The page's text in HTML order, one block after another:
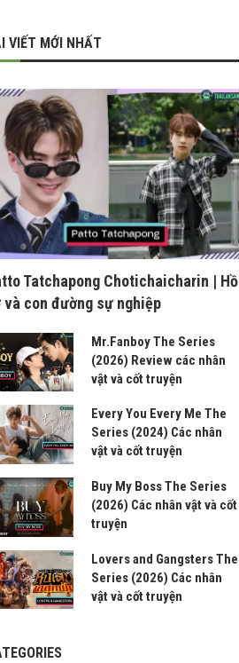
VIẾT MỚI NHẤT
Tatchapong Chotichaicharin | Hồ
và con đường sự nghiệp
Mr.Fanboy The Series
(2026) Review các nhân
vật và cốt truyện
Every You Every Me The
Series (2024) Các nhân
vật và cốt truyện
Buy My Boss The Series
(2026) Các nhân vật và cốt
truyện
Lovers and Gangsters The
Series (2026) Các nhân
vật và cốt truyện